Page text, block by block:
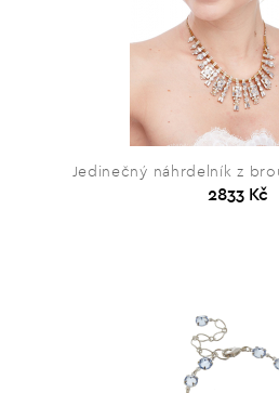
Jedinečný náhrdelník z
2833 Kč